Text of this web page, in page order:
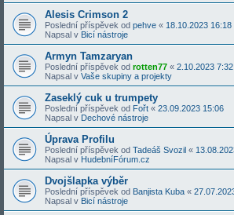
Alesis Crimson 2
Poslední příspěvek od pehve « 18.10.2023 16:18
Napsal v Bicí nástroje
Armyn Tamzaryan
Poslední příspěvek od rotten77 « 2.10.2023 7:32
Napsal v Vaše skupiny a projekty
Zaseklý cuk u trumpety
Poslední příspěvek od Fořt « 23.09.2023 15:06
Napsal v Dechové nástroje
Úprava Profilu
Poslední příspěvek od Tadeáš Svozil «
Napsal v HudebníFórum.cz
Dvojšlapka výběr
Poslední příspěvek od Banjista Kuba «
Napsal v Bicí nástroje